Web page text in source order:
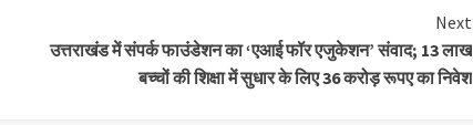
Next
उत्तराखंड में संपर्क फाउंडेशन का ‘एआई फॉर एजुकेशन’ संवाद; 13 लाख
बच्चों की शिक्षा में सुधार के लिए 36 करोड़ रूपए का निवेश